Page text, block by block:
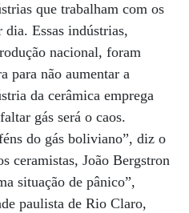
que trabalham com os
Essas indústrias,
nacional, foram
para não aumentar a
da cerâmica emprega
gás será o caos.
do gás boliviano”, diz o
ceramistas, João Bergstron
situação de pânico”,
paulista de Rio Claro,